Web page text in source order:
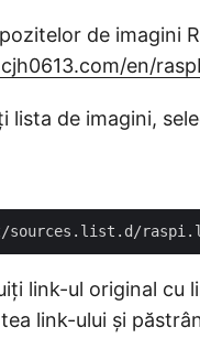
de imagini
en/
lista de imagini,
link-ul original cu
link-ului și